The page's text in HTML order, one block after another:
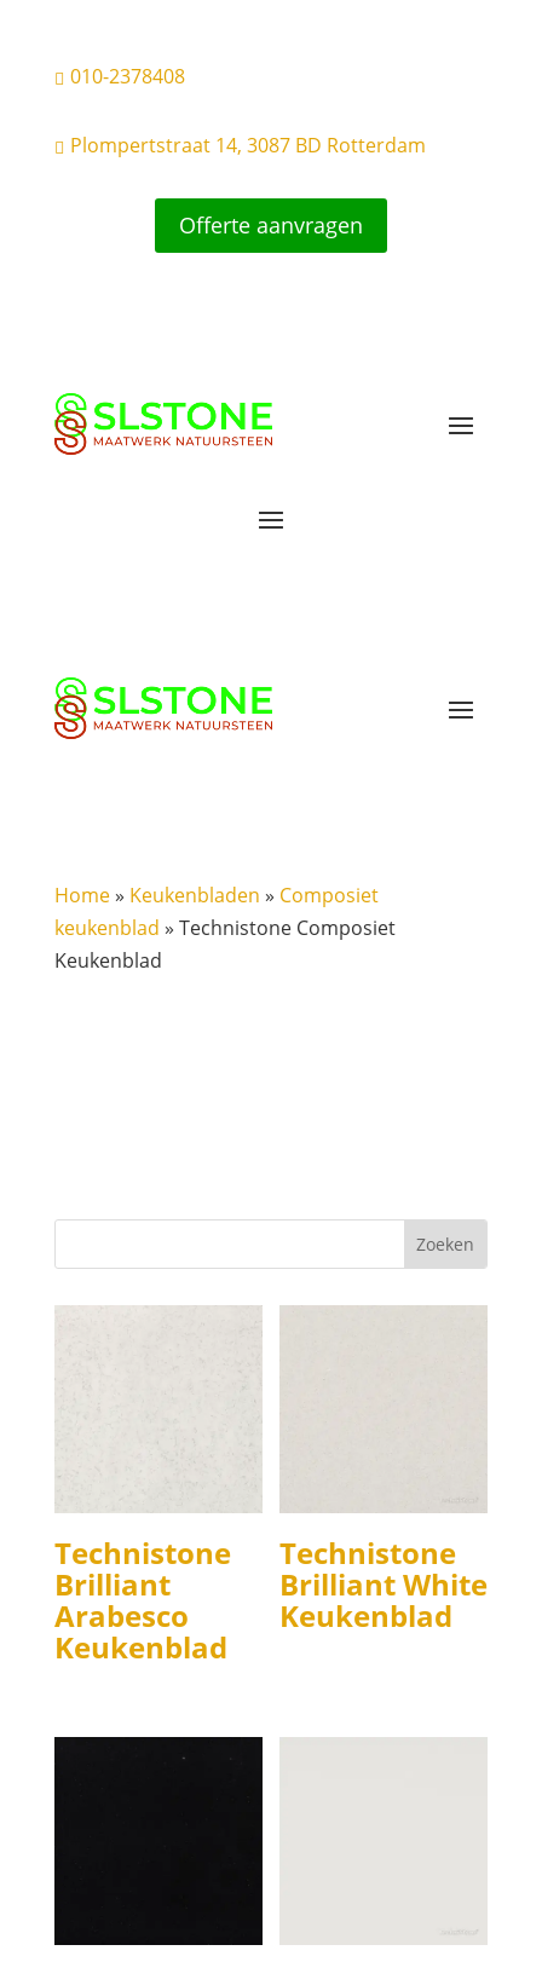
 010-2378408
 Plompertstraat 14, 3087 BD Rotterdam
Offerte aanvragen
Home» Keukenbladen » Composiet
keukenblad » Technistone Composiet
Keukenblad
Technistone
Brilliant
Arabesco
Keukenblad
Technistone
Brilliant White
Keukenblad